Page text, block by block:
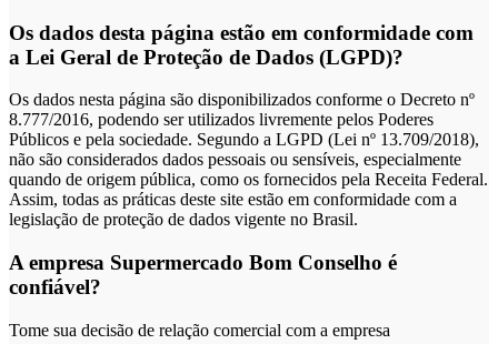
Os dados desta página estão em conformidade com
a Lei Geral de Proteção de Dados (LGPD)?
Os dados nesta página são disponibilizados conforme o Decreto nº
8.777/2016, podendo ser utilizados livremente pelos Poderes
Públicos e pela sociedade. Segundo a LGPD (Lei nº 13.709/2018),
não são considerados dados pessoais ou sensíveis, especialmente
quando de origem pública, como os fornecidos pela Receita Federal.
Assim, todas as práticas deste site estão em conformidade com a
legislação de proteção de dados vigente no Brasil.
A empresa Supermercado Bom Conselho é
confiável?
Tome sua decisão de relação comercial com a empresa